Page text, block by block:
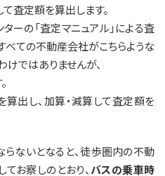
査定額を算出します。
ーの「査定マニュアル」による査
べての不動産会社がこちらような
ではありませんが、
出し、加算・減算して査定額を
ないとなると、徒歩圏内の不動
お察しのとおり、 バスの乗車時